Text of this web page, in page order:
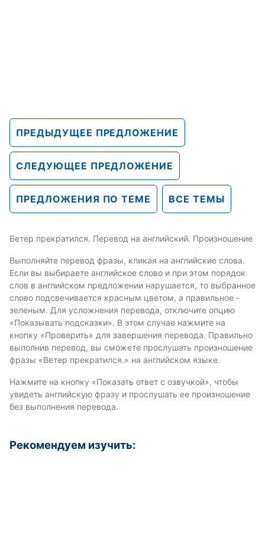
ПРЕДЫДУЩЕЕ ПРЕДЛОЖЕНИЕ
СЛЕДУЮЩЕЕ ПРЕДЛОЖЕНИЕ
ПРЕДЛОЖЕНИЯ ПО ТЕМЕ ВСЕ ТЕМЫ
Ветер прекратился. Перевод на английский. Произношение
Выполняйте перевод фразы, кликая на английские слова.
Если вы выбираете английское слово и при этом порядок
слов в английском предложении нарушается, то выбранное
слово подсвечивается красным цветом, а правильное -
зеленым. Для усложнения перевода, отключите опцию
«Показывать подсказки». В этом случае нажмите на
кнопку «Проверить» для завершения перевода. Правильно
выполнив перевод, вы сможете прослушать произношение
фразы «Ветер прекратился.» на английском языке.
Нажмите на кнопку «Показать ответ с озвучкой», чтобы
увидеть английскую фразу и прослушать ее произношение
без выполнения перевода.
Рекомендуем изучить: